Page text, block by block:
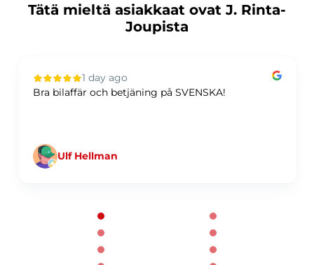
Tätä mieltä asiakkaat ovat J. Rinta-
Joupista
1 day ago
Bra bilaffär och betjäning på SVENSKA!
Ulf Hellman